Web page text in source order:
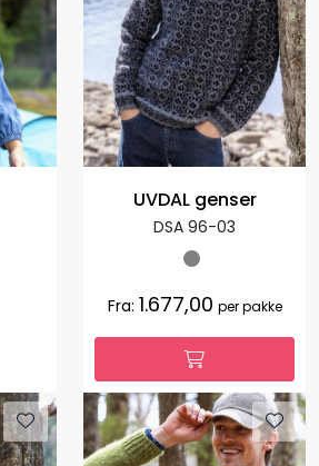
UVDAL genser
DSA 96-03
Fra: 1.677,00 per pakke